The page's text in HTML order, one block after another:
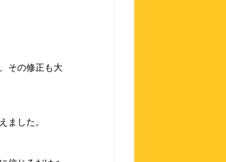
その修正も大
ました。